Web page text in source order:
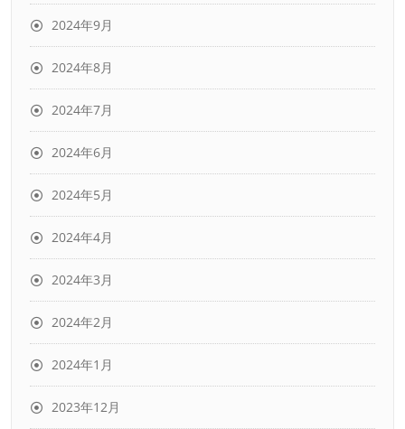
2024年9月
2024年8月
2024年7月
2024年6月
2024年5月
2024年4月
2024年3月
2024年2月
2024年1月
2023年12月